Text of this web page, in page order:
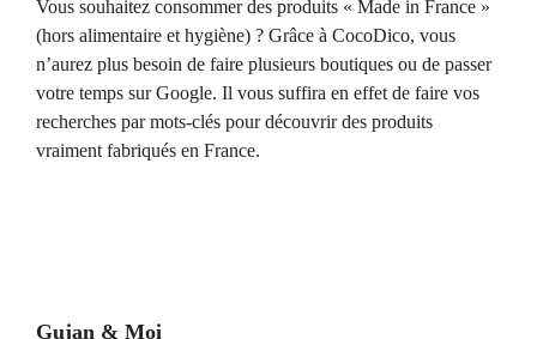
Vous souhaitez consommer des produits « Made in France »
(hors alimentaire et hygiène) ? Grâce à CocoDico, vous
n’aurez plus besoin de faire plusieurs boutiques ou de passer
votre temps sur Google. Il vous suffira en effet de faire vos
recherches par mots-clés pour découvrir des produits
vraiment fabriqués en France.
Gujan & Moi